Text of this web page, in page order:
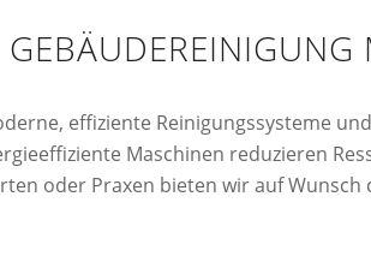
effiziente Reinigungssysteme
Maschinen reduzieren
oder Praxen bieten wir auf